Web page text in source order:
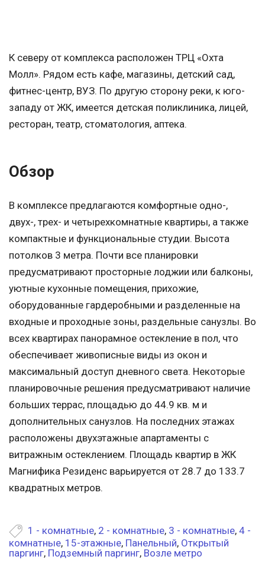
К северу от комплекса расположен ТРЦ «Охта
Молл». Рядом есть кафе, магазины, детский сад,
фитнес-центр, ВУЗ. По другую сторону реки, к юго-
западу от ЖК, имеется детская поликлиника, лицей,
ресторан, театр, стоматология, аптека.
Обзор
В комплексе предлагаются комфортные одно-,
двух-, трех- и четырехкомнатные квартиры, а также
компактные и функциональные студии. Высота
потолков 3 метра. Почти все планировки
предусматривают просторные лоджии или балконы,
уютные кухонные помещения, прихожие,
оборудованные гардеробными и разделенные на
входные и проходные зоны, раздельные санузлы. Во
всех квартирах панорамное остекление в пол, что
обеспечивает живописные виды из окон и
максимальный доступ дневного света. Некоторые
планировочные решения предусматривают наличие
больших террас, площадью до 44.9 кв. м и
дополнительных санузлов. На последних этажах
расположены двухэтажные апартаменты с
витражным остеклением. Площадь квартир в ЖК
Магнифика Резиденс варьируется от 28.7 до 133.7
квадратных метров.
1 - комнатные, 2 - комнатные, 3 - комнатные, 4 -
комнатные, 15-этажные, Панельный, Открытый
паргинг, Подземный паргинг, Возле метро